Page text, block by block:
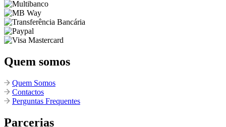
Quem somos
Quem Somos
Contactos
Perguntas Frequentes
Parcerias